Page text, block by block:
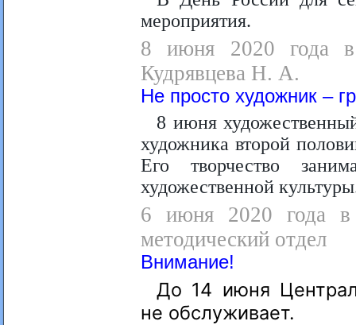
мероприятия.
8 июня 2020 года в
Кудрявцева Н. А.
Не просто художник –
8 июня
художника второй
Его творчество
художественной
6 июня 2020 года в
методический отдел
Внимание!
До 14 июня
не обслуживает.